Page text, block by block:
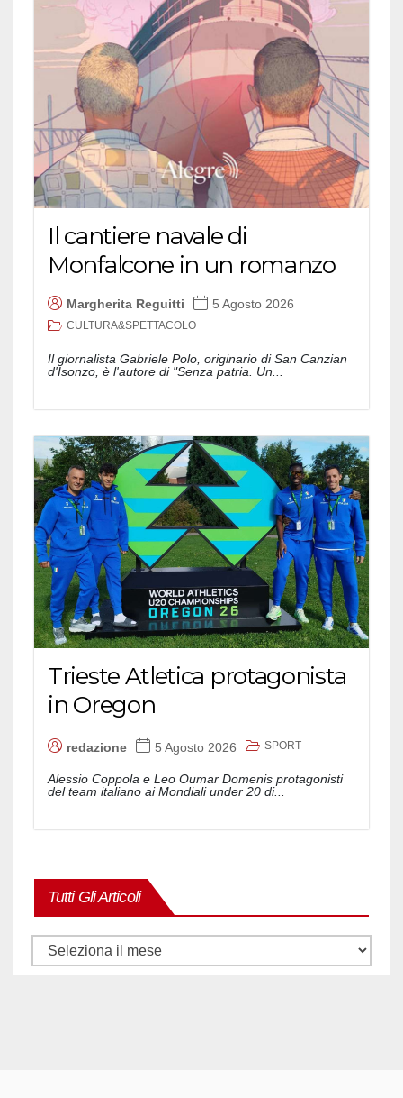
Il cantiere navale di
Monfalcone in un romanzo
Margherita Reguitti 5 Agosto 2026
CULTURA&SPETTACOLO
Il giornalista Gabriele Polo, originario di San Canzian
d'Isonzo, è l'autore di "Senza patria. Un...
Trieste Atletica protagonista
in Oregon
redazione 5 Agosto 2026 SPORT
Alessio Coppola e Leo Oumar Domenis protagonisti
del team italiano ai Mondiali under 20 di...
Tutti Gli Articoli
Tutti